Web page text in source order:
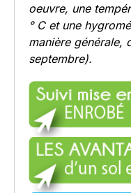
oeuvre, une
° C et une
manière générale,
septembre).